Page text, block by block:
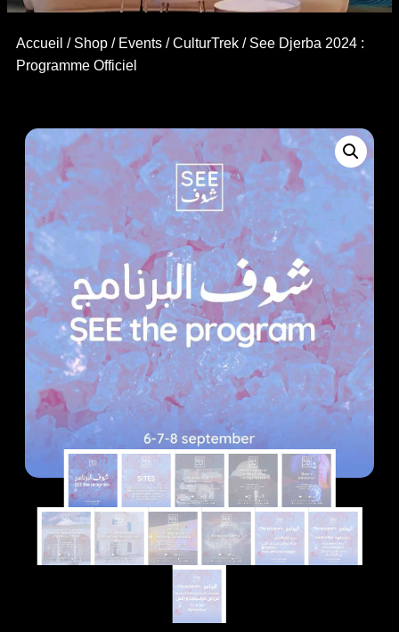
Accueil / Shop / Events /CulturTrek / See Djerba 2024 :
Programme Officiel